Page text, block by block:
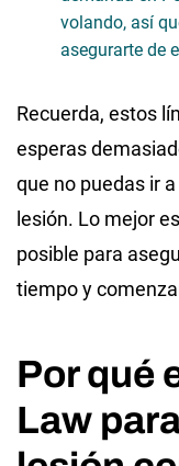
volando, así
asegurarte de
Recuerda, estos
esperas
que no puedas ir
lesión. Lo mejor
posible para
tiempo y
Por qué
Law